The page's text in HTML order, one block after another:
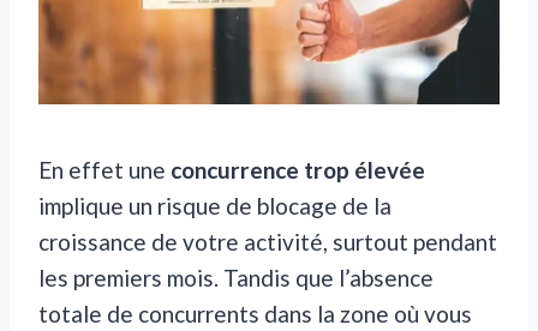
En effet une concurrence trop élevée
implique un risque de blocage de la
croissance de votre activité, surtout pendant
les premiers mois. Tandis que l’absence
totale de concurrents dans la zone où vous